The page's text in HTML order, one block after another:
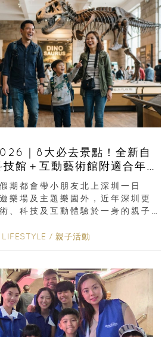
｜8大必去景點！全新自
館＋互動藝術館附適合年
放時間
期都會帶小朋友北上深圳一日
樂場及主題樂園外，近年深圳更
、科技及互動體驗於一身的親子
LIFESTYLE / 親子活動